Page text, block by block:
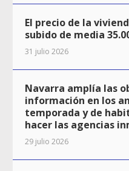
El precio de la
subido de media
31 julio 2026
Navarra amplía las
información en los
temporada y de
hacer las agencias
29 julio 2026